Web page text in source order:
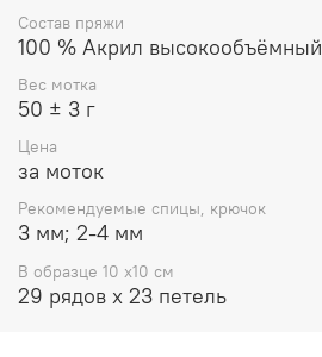
Состав пряжи
100 % Акрил высокообъёмный
Вес мотка
50 ± 3 г
Цена
за моток
Рекомендуемые спицы, крючок
3 мм; 2-4 мм
В образце 10 x10 см
29 рядов х 23 петель